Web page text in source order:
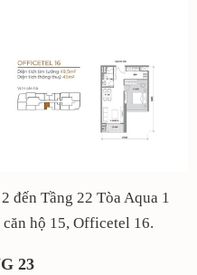
đến Tầng 22 Tòa Aqua 1
hộ 15, Officetel 16.
23